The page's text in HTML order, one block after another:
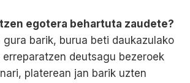
egotera behartuta zaudete?
gura barik, burua beti daukazulako
deutsagu bezeroek
platerean jan barik uzten